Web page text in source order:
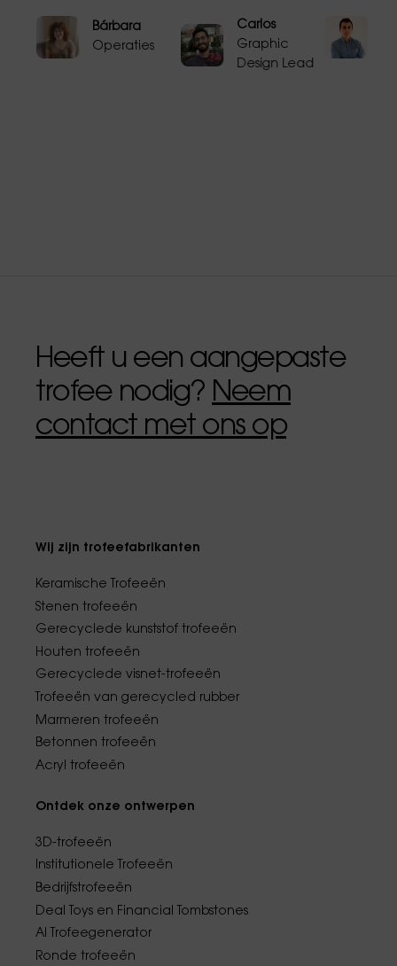
Bárbara
Operaties
Carlos
Graphic
Design Lead
Heeft u een aangepaste
trofee nodig? Neem
contact met ons op
Wij zijn trofeefabrikanten
Keramische Trofeeën
Stenen trofeeën
Gerecyclede kunststof trofeeën
Houten trofeeën
Gerecyclede visnet-trofeeën
Trofeeën van gerecycled rubber
Marmeren trofeeën
Betonnen trofeeën
Acryl trofeeën
Ontdek onze ontwerpen
3D-trofeeën
Institutionele Trofeeën
Bedrijfstrofeeën
Deal Toys en Financial Tombstones
AI Trofeegenerator
Ronde trofeeën